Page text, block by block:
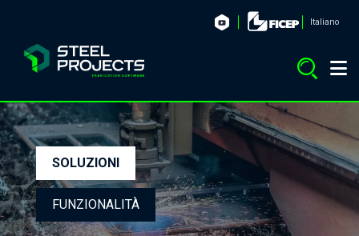
Italiano
SOLUZIONI
FUNZIONALITÀ